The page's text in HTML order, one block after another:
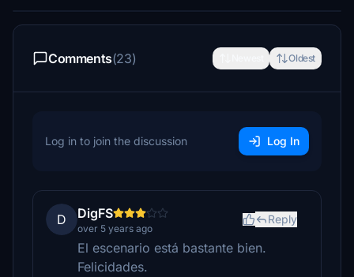
Comments(23) Oldest
Log in to join the discussion Log In
D DigFS
over 5 years ago
Reply
El escenario está bastante bien.
Felicidades.